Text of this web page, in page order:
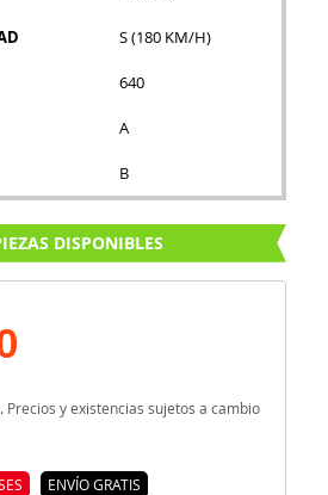
S (180 KM/H)
640
A
B
DISPONIBLES
Precios y existencias sujetos a cambio
ENVÍO GRATIS